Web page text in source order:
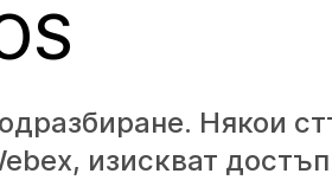
Някои
изискват